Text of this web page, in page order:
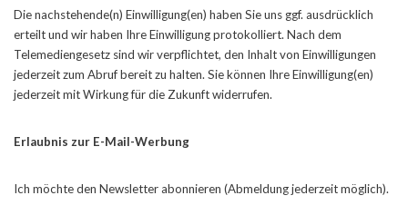
Die nachstehende(n) Einwilligung(en) haben Sie uns ggf. ausdrücklich
erteilt und wir haben Ihre Einwilligung protokolliert. Nach dem
Telemediengesetz sind wir verpflichtet, den Inhalt von Einwilligungen
jederzeit zum Abruf bereit zu halten. Sie können Ihre Einwilligung(en)
jederzeit mit Wirkung für die Zukunft widerrufen.
Erlaubnis zur E-Mail-Werbung
Ich möchte den Newsletter abonnieren (Abmeldung jederzeit möglich).